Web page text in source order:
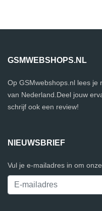
GSMWEBSHOPS.NL
Op GSMwebshops.nl lees je
van Nederland.Deel jouw
schrijf ook een review!
NIEUWSBRIEF
Vul je e-mailadres in om